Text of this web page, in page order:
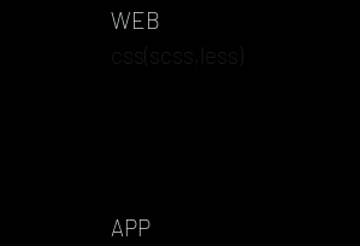
WEB
css(scss,less)
APP